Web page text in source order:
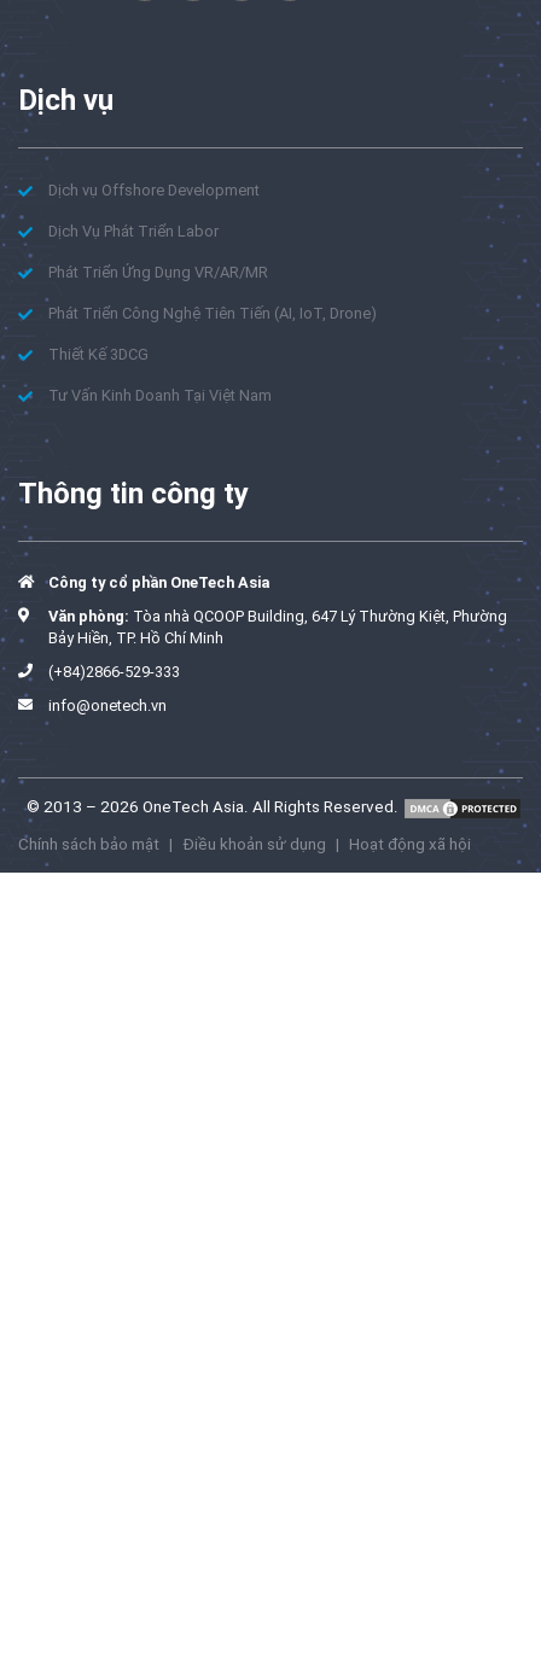
Dịch vụ
Dịch vụ Offshore Development
Dịch Vụ Phát Triển Labor
Phát Triển Ứng Dụng VR/AR/MR
Phát Triển Công Nghệ Tiên Tiến (AI, IoT, Drone)
Thiết Kế 3DCG
Tư Vấn Kinh Doanh Tại Việt Nam
Thông tin công ty
Công ty cổ phần OneTech Asia
Văn phòng: Tòa nhà QCOOP Building, 647 Lý Thường Kiệt, Phường
Bảy Hiền, TP. Hồ Chí Minh
(+84)2866-529-333
info@onetech.vn
© 2013 – 2026 OneTech Asia. All Rights Reserved.
Chính sách bảo mật | Điều khoản sử dụng | Hoạt động xã hội